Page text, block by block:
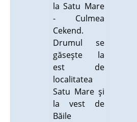
la Satu Mare
- Culmea
Cekend.
Drumul se
găseşte la
est de
localitatea
Satu Mare şi
la vest de
Băile